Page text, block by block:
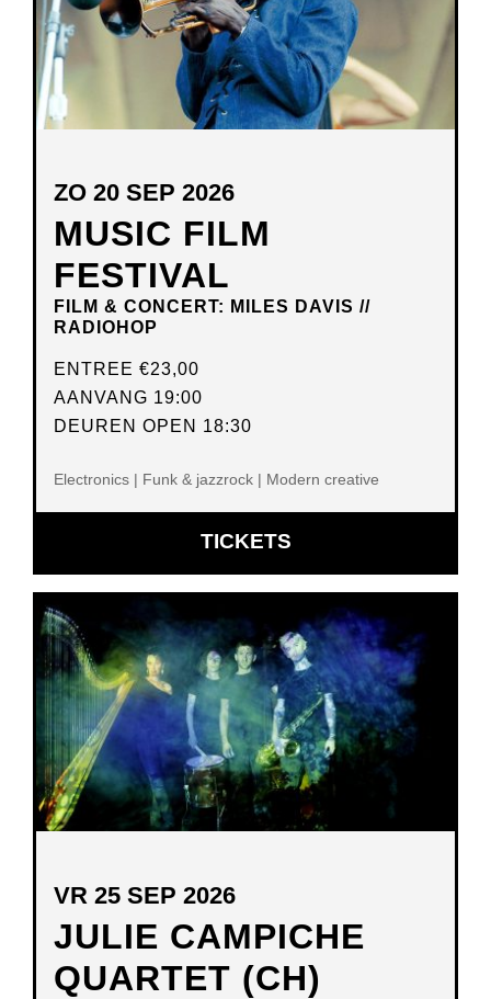
MUSIC FILM
FESTIVAL
FILM & CONCERT: MILES DAVIS //
RADIOHOP
ZO 20 SEP 2026
ENTREE €23,00
AANVANG 19:00
DEUREN OPEN 18:30
Electronics | Funk & jazzrock | Modern creative
TICKETSOPENT
IN
NIEUW
VENSTER
JULIE CAMPICHE
QUARTET (CH)
VR 25 SEP 2026